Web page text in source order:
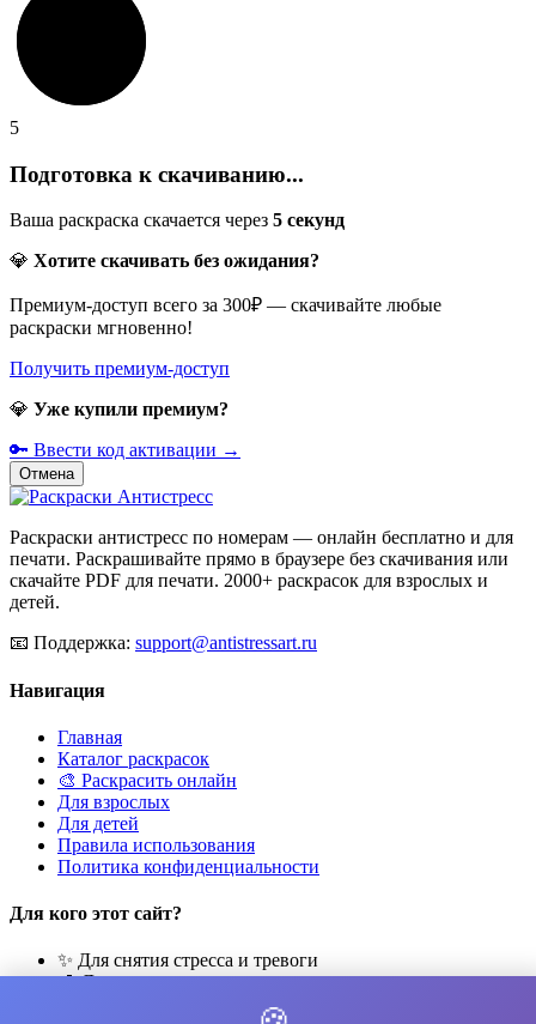
5
Подготовка к скачиванию...
Ваша раскраска скачается через 5 секунд
💎 Хотите скачивать без ожидания?
Премиум-доступ всего за 300₽ — скачивайте любые
раскраски мгновенно!
Получить премиум-доступ
💎 Уже купили премиум?
🔑 Ввести код активации →
Отмена
Раскраски антистресс по номерам — онлайн бесплатно и для
печати. Раскрашивайте прямо в браузере без скачивания или
скачайте PDF для печати. 2000+ раскрасок для взрослых и
детей.
📧 Поддержка: support@antistressart.ru
Навигация
Главная
Каталог раскрасок
🎨 Раскрасить онлайн
Для взрослых
Для детей
Правила использования
Политика конфиденциальности
Для кого этот сайт?
✨ Для снятия стресса и тревоги
🎨 Для развития креативности
🧘 Для медитации и расслабления